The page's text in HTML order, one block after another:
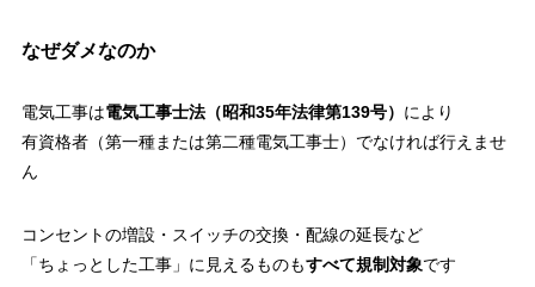
なぜダメなのか
電気工事は電気工事士法（昭和35年法律第139号） により
有資格者（第一種または第二種電気工事士）でなければ行えませ
ん
コンセントの増設・スイッチの交換・配線の延長など
「ちょっとした工事」に見えるものもすべて規制対象です